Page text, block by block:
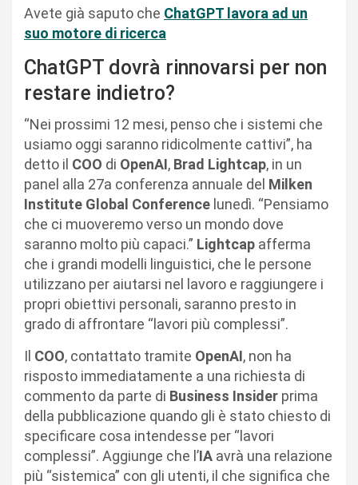
Avete già saputo che ChatGPT lavora ad un
suo motore di ricerca
ChatGPT dovrà rinnovarsi per non
restare indietro?
“Nei prossimi 12 mesi, penso che i sistemi che
usiamo oggi saranno ridicolmente cattivi”, ha
detto il COO di OpenAI, Brad Lightcap, in un
panel alla 27a conferenza annuale del Milken
Institute Global Conference lunedì. “Pensiamo
che ci muoveremo verso un mondo dove
saranno molto più capaci.” Lightcap afferma
che i grandi modelli linguistici, che le persone
utilizzano per aiutarsi nel lavoro e raggiungere i
propri obiettivi personali, saranno presto in
grado di affrontare “lavori più complessi”.
Il COO, contattato tramite OpenAI, non ha
risposto immediatamente a una richiesta di
commento da parte di Business Insider prima
della pubblicazione quando gli è stato chiesto di
specificare cosa intendesse per “lavori
complessi”. Aggiunge che l’IA avrà una relazione
più “sistemica” con gli utenti, il che significa che